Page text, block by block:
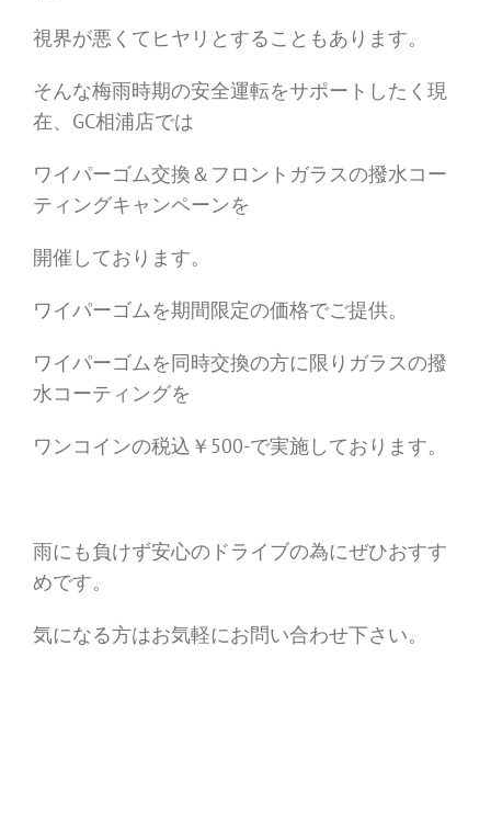
視界が悪くてヒヤリとすることもあります。
そんな梅雨時期の安全運転をサポートしたく現
在、GC相浦店では
ワイパーゴム交換＆フロントガラスの撥水コー
ティングキャンペーンを
開催しております。
ワイパーゴムを期間限定の価格でご提供。
ワイパーゴムを同時交換の方に限りガラスの撥
水コーティングを
ワンコインの税込￥500-で実施しております。
雨にも負けず安心のドライブの為にぜひおすす
めです。
気になる方はお気軽にお問い合わせ下さい。